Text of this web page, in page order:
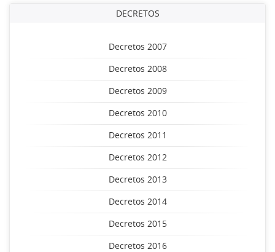
DECRETOS
Decretos 2007
Decretos 2008
Decretos 2009
Decretos 2010
Decretos 2011
Decretos 2012
Decretos 2013
Decretos 2014
Decretos 2015
Decretos 2016